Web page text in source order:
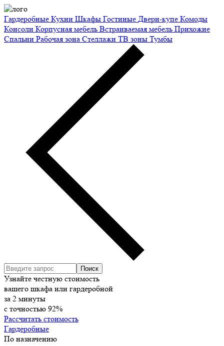
Гардеробные Кухни Шкафы Гостиные Двери-купе Комоды
Консоли Корпусная мебель Встраиваемая мебель Прихожие
Спальни Рабочая зона Стеллажи ТВ зоны Тумбы
Узнайте честную стоимость
вашего шкафа или гардеробной
за 2 минуты
с точностью 92%
Рассчитать стоимость
Гардеробные
По назначению